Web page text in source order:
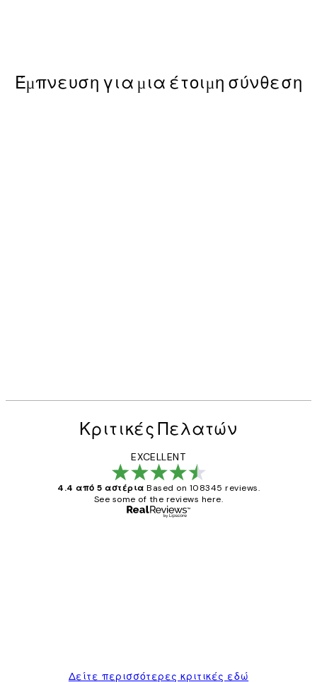
Έμπνευση για μια έτοιμη σύνθεση
Κριτικές Πελατών
EXCELLENT
4.4 από 5 αστέρια Based on 108345 reviews.
See some of the reviews here.
Δείτε περισσότερες κριτικές εδώ